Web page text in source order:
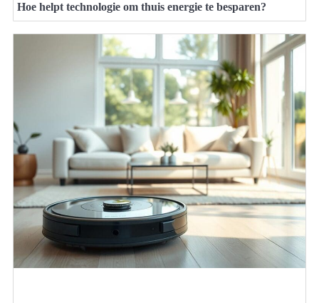
Hoe helpt technologie om thuis energie te besparen?